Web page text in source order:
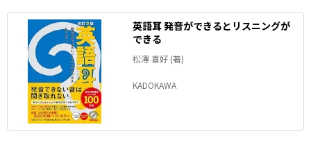
英語耳 発音ができるとリスニングが
できる
松澤 喜好 (著)
KADOKAWA